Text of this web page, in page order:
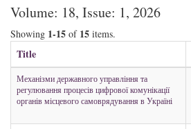
Volume: 18, Issue: 1, 2026
Showing 1-15 of 15 items.
Title
Механізми державного управління та
регулювання процесів цифрової комунікації
органів місцевого самоврядування в Україні